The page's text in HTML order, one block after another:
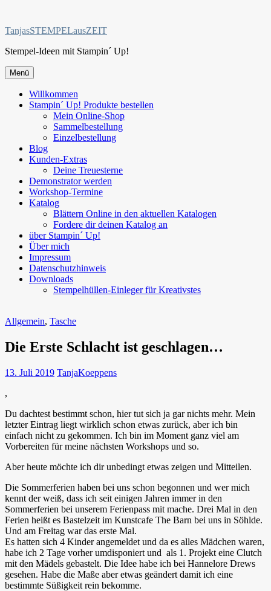
springen
TanjasSTEMPELausZEIT
Stempel-Ideen mit Stampin´ Up!
Menü
Willkommen
Stampin´ Up! Produkte bestellen
Mein Online-Shop
Sammelbestellung
Einzelbestellung
Blog
Kunden-Extras
Deine Treuesterne
Demonstrator werden
Workshop-Termine
Katalog
Blättern Online in den aktuellen Katalogen
Fordere dir deinen Katalog an
über Stampin´ Up!
Über mich
Impressum
Datenschutzhinweis
Downloads
Stempelhüllen-Einleger für Kreativstes
Allgemein, Tasche
Die Erste Schlacht ist geschlagen…
13. Juli 2019 TanjaKoeppens
,
Du dachtest bestimmt schon, hier tut sich ja gar nichts mehr. Mein
letzter Eintrag liegt wirklich schon etwas zurück, aber ich bin
einfach nicht zu gekommen. Ich bin im Moment ganz viel am
Vorbereiten für meine nächsten Workshops und so.
Aber heute möchte ich dir unbedingt etwas zeigen und Mitteilen.
Die Sommerferien haben bei uns schon begonnen und wer mich
kennt der weiß, dass ich seit einigen Jahren immer in den
Sommerferien bei unserem Ferienpass mit mache. Drei Mal in den
Ferien heißt es Bastelzeit im Kunstcafe The Barn bei uns in Söhlde.
Und am Freitag war das erste Mal.
Es hatten sich 4 Kinder angemeldet und da es alles Mädchen waren,
habe ich 2 Tage vorher umdisponiert und als 1. Projekt eine Clutch
mit den Mädels gebastelt. Die Idee habe ich bei Hannelore Drews
gesehen. Habe die Maße aber etwas geändert damit ich eine
bestimmte Süßigkeit rein bekomme.